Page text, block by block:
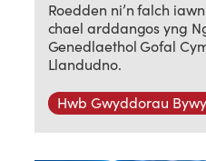
Roedden ni’n falch
chael arddangos yng
Genedlaethol Gofal
Llandudno.
Hwb Gwyddorau